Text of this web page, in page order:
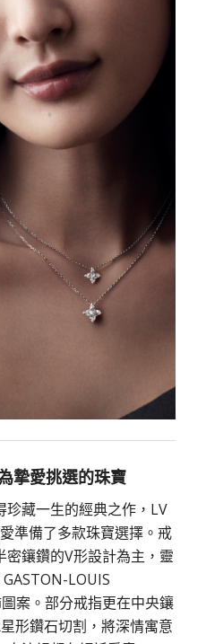
摯愛挑選的珠寶
藏一生的經典之作，LV
準備了多款珠寶選擇。戒
鑲鑽的V形設計為主，靈
LOUIS
案。部分戒指更在中央鑲
形鑽石切割，將深情寓意